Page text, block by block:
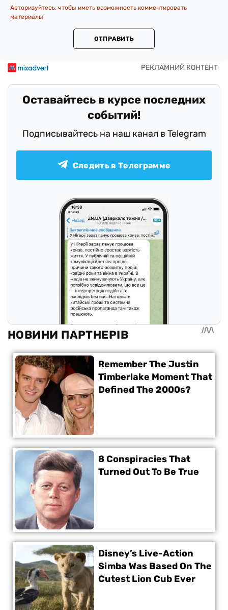
Авторизуйтесь, чтобы иметь возможность комментировать
материалы
ОТПРАВИТЬ
Оставайтесь в курсе последних
событий!
Подписывайтесь на наш канал в Telegram
Следить в Телеграмме